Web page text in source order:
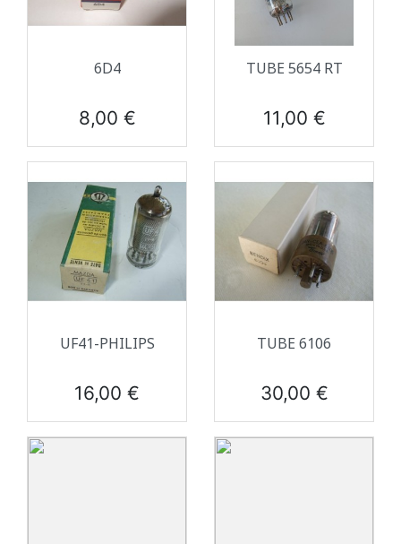
6D4
Prix
8,00 €
TUBE 5654 RT
Prix
11,00 €
UF41-PHILIPS
Prix
16,00 €
TUBE 6106
Prix
30,00 €